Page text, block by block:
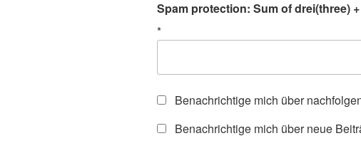
Spam protection: Sum of drei(three)
*
Benachrichtige mich über
Benachrichtige mich über neue